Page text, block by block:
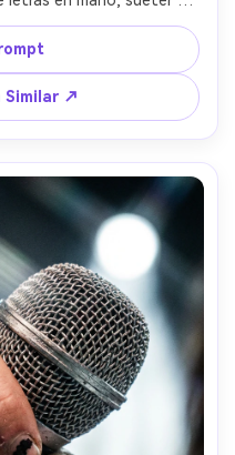
visibles, tomada con
retrato medio, textura
calmada y enfocada,
--ar 4:5
Similar ↗